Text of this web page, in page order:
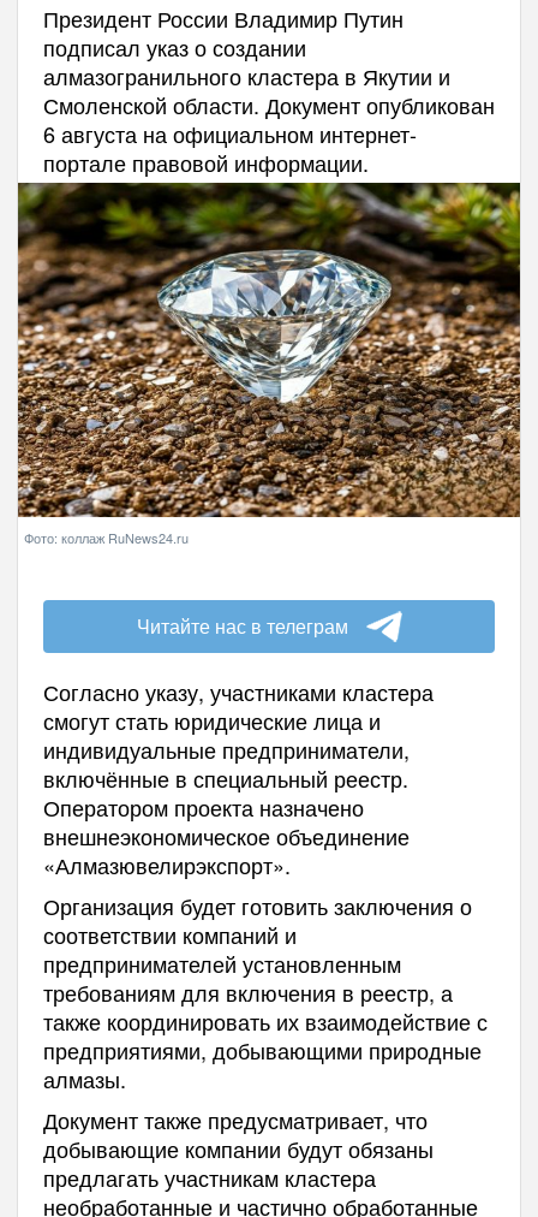
Президент России Владимир Путин
подписал указ о создании
алмазогранильного кластера в Якутии и
Смоленской области. Документ опубликован
6 августа на официальном интернет-
портале правовой информации.
Фото: коллаж RuNews24.ru
Читайте нас в телеграм
Согласно указу, участниками кластера
смогут стать юридические лица и
индивидуальные предприниматели,
включённые в специальный реестр.
Оператором проекта назначено
внешнеэкономическое объединение
«Алмазювелирэкспорт».
Организация будет готовить заключения о
соответствии компаний и
предпринимателей установленным
требованиям для включения в реестр, а
также координировать их взаимодействие с
предприятиями, добывающими природные
алмазы.
Документ также предусматривает, что
добывающие компании будут обязаны
предлагать участникам кластера
необработанные и частично обработанные